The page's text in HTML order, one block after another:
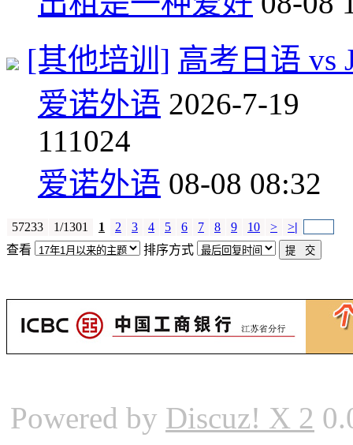
[其他培训] 高考日语 vs
爱诺外语 2026-7-19
111024
爱诺外语 08-08 08:32
57233 1/1301 1 2 3 4 5 6 7 8 9 10 > >|
查看
排序方式
Powered by Discuz! X 2